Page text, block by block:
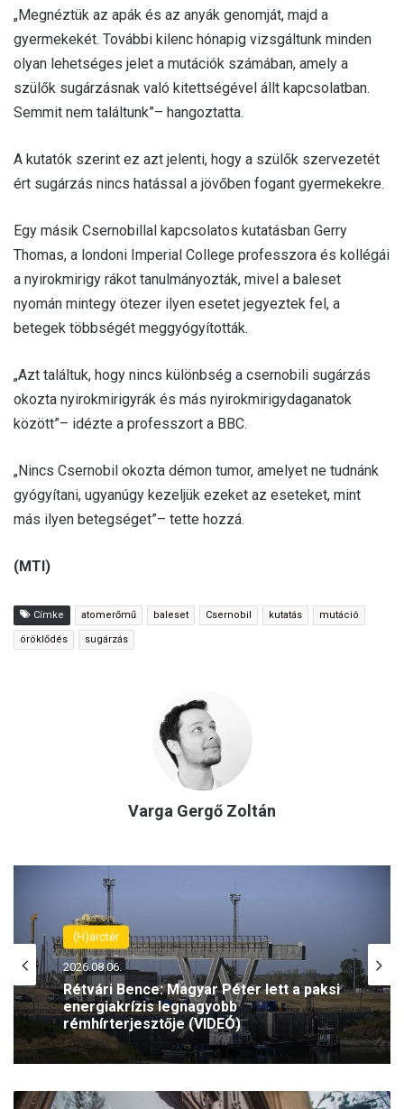
„Megnéztük az apák és az anyák genomját, majd a
gyermekekét. További kilenc hónapig vizsgáltunk minden
olyan lehetséges jelet a mutációk számában, amely a
szülők sugárzásnak való kitettségével állt kapcsolatban.
Semmit nem találtunk”– hangoztatta.
A kutatók szerint ez azt jelenti, hogy a szülők szervezetét
ért sugárzás nincs hatással a jövőben fogant gyermekekre.
Egy másik Csernobillal kapcsolatos kutatásban Gerry
Thomas, a londoni Imperial College professzora és kollégái
a nyirokmirigy rákot tanulmányozták, mivel a baleset
nyomán mintegy ötezer ilyen esetet jegyeztek fel, a
betegek többségét meggyógyították.
„Azt találtuk, hogy nincs különbség a csernobili sugárzás
okozta nyirokmirigyrák és más nyirokmirigydaganatok
között”– idézte a professzort a BBC.
„Nincs Csernobil okozta démon tumor, amelyet ne tudnánk
gyógyítani, ugyanúgy kezeljük ezeket az eseteket, mint
más ilyen betegséget”– tette hozzá.
(MTI)
Címke atomerőmű baleset Csernobil kutatás mutáció
öröklődés sugárzás
Varga Gergő Zoltán
(H)arctér
2026.08.06.
Rétvári Bence: Magyar Péter lett a paksi
energiakrízis legnagyobb
rémhírterjesztője (VIDEÓ)
T